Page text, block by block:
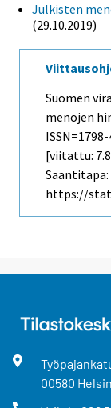
Julkisten
(29.10.2019)
Suomen
menojen
[viitattu:
Saantitapa:
https://
00580